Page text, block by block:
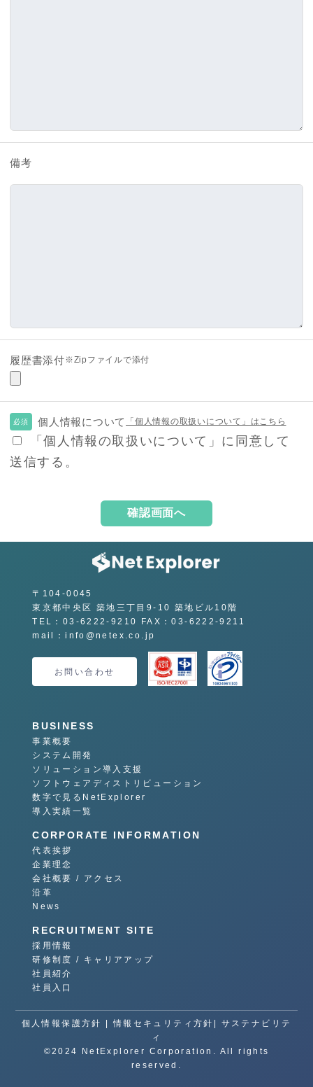
備考
履歴書添付※Zipファイルで添付
必須 個人情報について 「個人情報の取扱いについて」はこちら
「個人情報の取扱いについて」に同意して
送信する。
〒104-0045
東京都中央区 築地三丁目9-10 築地ビル10階
TEL：03-6222-9210 FAX：03-6222-9211
mail：info@netex.co.jp
お問い合わせ
BUSINESS
事業概要
システム開発
ソリューション導入支援
ソフトウェアディストリビューション
数字で見るNetExplorer
導入実績一覧
CORPORATE INFORMATION
代表挨拶
企業理念
会社概要 / アクセス
沿革
News
RECRUITMENT SITE
採用情報
研修制度 / キャリアアップ
社員紹介
社員入口
個人情報保護方針 |情報セキュリティ方針| サステナビリテ
ィ
©2024 NetExplorer Corporation. All rights
reserved.